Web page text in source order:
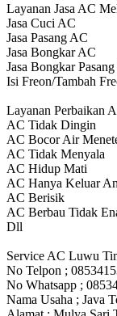
Layanan Jasa AC
Jasa Cuci AC
Jasa Pasang AC
Jasa Bongkar AC
Jasa Bongkar
Isi Freon/Tambah
Layanan Perbaikan
AC Tidak Dingin
AC Bocor Air
AC Tidak Menyala
AC Hidup Mati
AC Hanya Keluar
AC Berisik
AC Berbau Tidak
Dll
Service AC Luwu
No Telpon ;
No Whatsapp ;
Nama Usaha ; Java